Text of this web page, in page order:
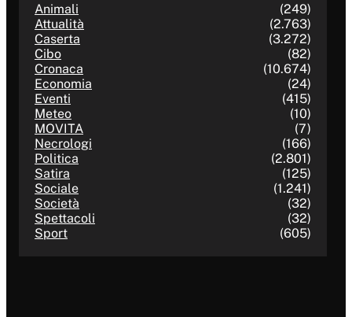
Animali
(249)
Attualità
(2.763)
Caserta
(3.272)
Cibo
(82)
Cronaca
(10.674)
Economia
(24)
Eventi
(415)
Meteo
(10)
MOVITA
(7)
Necrologi
(166)
Politica
(2.801)
Satira
(125)
Sociale
(1.241)
Società
(32)
Spettacoli
(32)
Sport
(605)